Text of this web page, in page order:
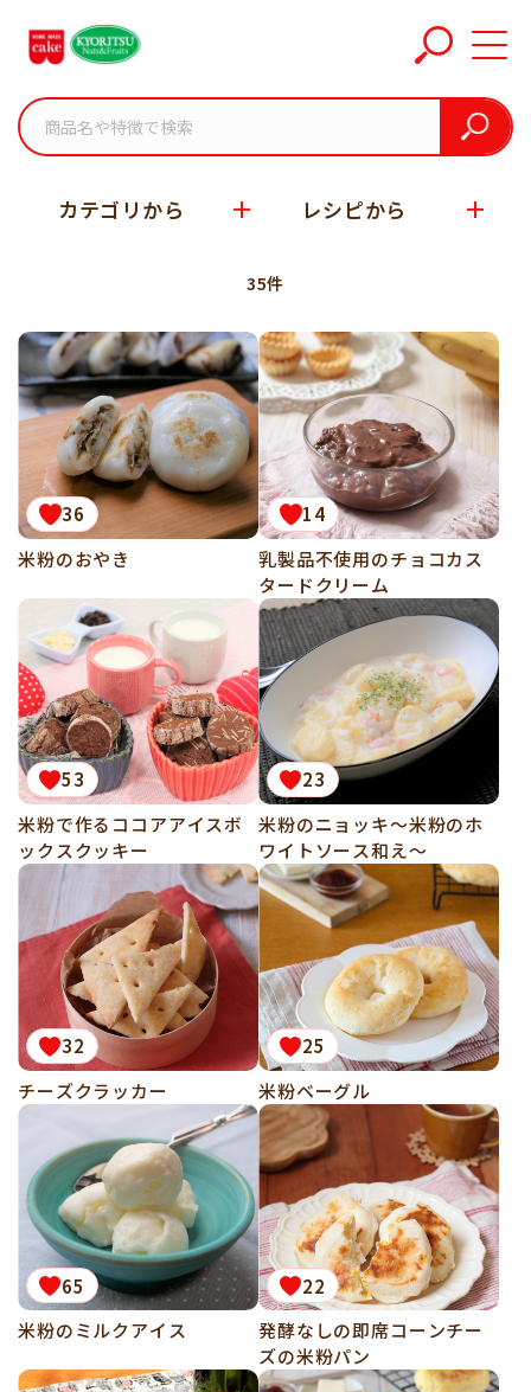
ホーム関連レシピタグ
カテゴリから レシピから
35件
36
米粉のおやき
14
乳製品不使用のチョコカス
タードクリーム
53
米粉で作るココアアイスボ
ックスクッキー
23
米粉のニョッキ～米粉のホ
ワイトソース和え～
32
チーズクラッカー
25
米粉ベーグル
65
米粉のミルクアイス
22
発酵なしの即席コーンチー
ズの米粉パン